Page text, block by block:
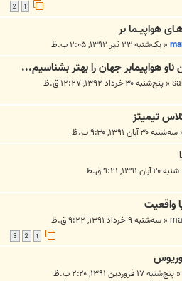
1
2
« یک‌شنبه ۲۳ تیر ۱۳۹۲, ۲:۰۵ ب.ظ
« پنج‌شنبه ۳۰ خرداد ۱۳۹۲, ۱۲:۲۷ ق.ظ
تیمیتز
سه‌شنبه ۳۰ آبان ۱۳۹۱, ۹:۳۰ ب.ظ
شنبه ۲۰ آبان ۱۳۹۱, ۹:۲۱ ق.ظ
واقعیت
« سه‌شنبه ۹ خرداد ۱۳۹۱, ۹:۲۲ ق.ظ
1
2
3
« پنج‌شنبه ۱۷ فروردین ۱۳۹۱, ۲:۲۰ ب.ظ